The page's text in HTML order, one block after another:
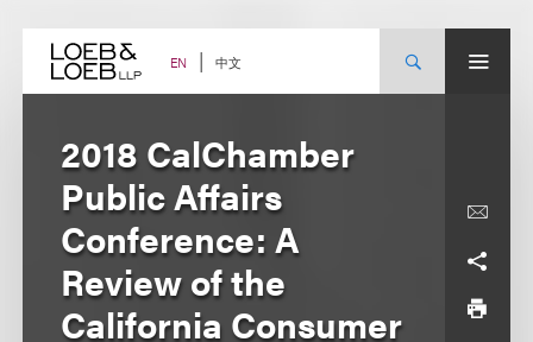
content EN 中文
2018 CalChamber
Public Affairs
Conference: A
Review of the
California Consumer